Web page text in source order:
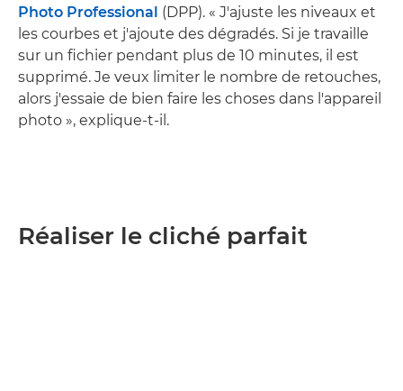
Photo Professional (DPP). « J'ajuste les niveaux et
les courbes et j'ajoute des dégradés. Si je travaille
sur un fichier pendant plus de 10 minutes, il est
supprimé. Je veux limiter le nombre de retouches,
alors j'essaie de bien faire les choses dans l'appareil
photo », explique-t-il.
Réaliser le cliché parfait